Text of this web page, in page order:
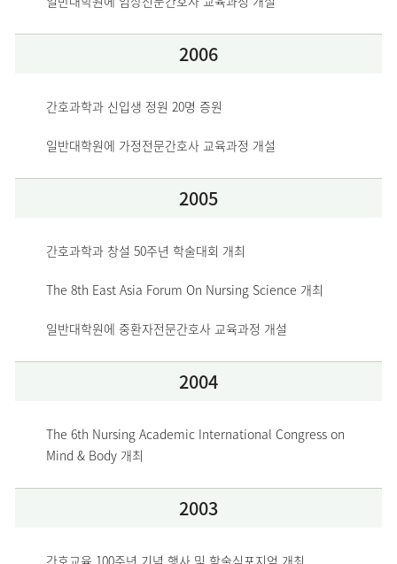
2006
간호과학과 신입생 정원 20명 증원
일반대학원에 가정전문간호사 교육과정 개설
2005
간호과학과 창설 50주년 학술대회 개최
The 8th East Asia Forum On Nursing Science 개최
일반대학원에 중환자전문간호사 교육과정 개설
2004
The 6th Nursing Academic International Congress on
Mind & Body 개최
2003